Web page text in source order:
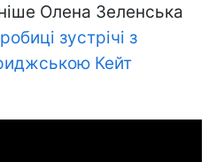
Олена Зеленська
зустрічі з
Кейт